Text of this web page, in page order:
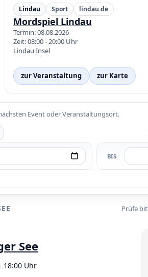
Lindau Sport lindau.de
Mordspiel Lindau
Termin: 08.08.2026
Zeit: 08:00 - 20:00 Uhr
Lindau Insel
zur Veranstaltung zur Karte
Event oder Veranstaltungsort.
BIS
Prüfe
See
18:00 Uhr